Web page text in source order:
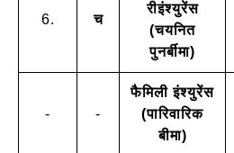
6. च
रीइंश्युरेंस
(चयनित
पुनर्बीमा)
- -
फैमिली इंश्युरेंस
(पारिवारिक
बीमा)